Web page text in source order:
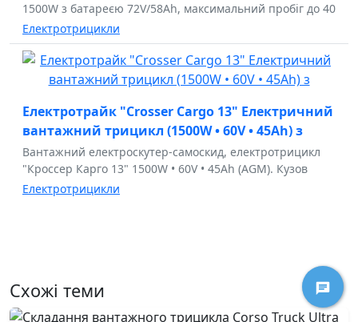
1500W з батареєю 72V/58Ah, максимальний пробіг до 40
Електротрицикли
Електротрайк "Crosser Cargo 13" Електричний
вантажний трицикл (1500W • 60V • 45Ah) з
Вантажний електроскутер-самоскид, електротрицикл
"Кроссер Карго 13" 1500W • 60V • 45Ah (AGM). Кузов
Електротрицикли
Схожі теми